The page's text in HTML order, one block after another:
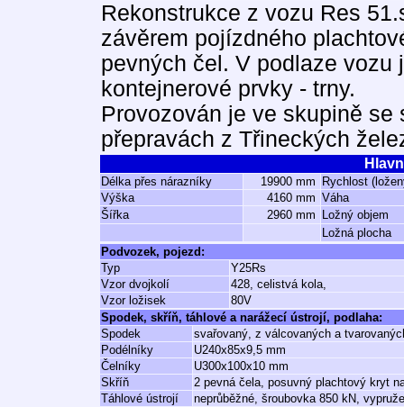
Rekonstrukce z vozu Res
závěrem pojízdného
pevných čel. V podlaze vozu
kontejnerové prvky - trny.
Provozován je ve skupině
přepravách z Třineckých
Délka přes nárazníky 19900 mm
Rychlost
Výška
4160 mm Váha
Šířka
2960 mm
Ložný objem
Ložná plocha
Podvozek, pojezd:
Typ
Y25Rs
Vzor dvojkolí
428, celistvá kola,
Vzor ložisek
80V
Spodek, skříň, táhlové a narážecí ústrojí, podlaha:
Spodek
svařovaný, z válcovaných a
Podélníky
U240x85x9,5 mm
Čelníky
U300x100x10 mm
Skříň
2 pevná čela, posuvný plachtový kryt
Táhlové ústrojí
neprůběžné, šroubovka 850 kN,